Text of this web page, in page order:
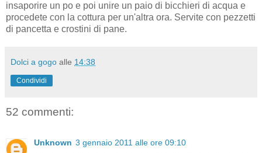
insaporire un po e poi unire un paio di bicchieri di acqua e
procedete con la cottura per un'altra ora. Servite con pezzetti
di pancetta e crostini di pane.
Dolci a gogo alle 14:38
Condividi
52 commenti:
Unknown 3 gennaio 2011 alle ore 09:10